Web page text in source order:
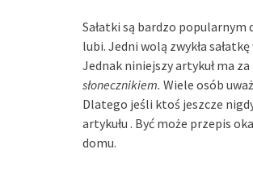
Sałatki są bardzo
lubi. Jedni wolą zwykła
Jednak niniejszy artykuł ma
słonecznikiem. Wiele osób
Dlatego jeśli ktoś jeszcze
artykułu . Być może przepis
domu.